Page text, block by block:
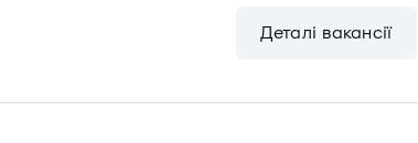
Деталі вакансії